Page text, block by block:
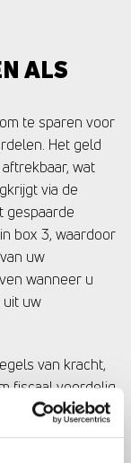
ALS
te sparen voor
Het geld
wat
via de
gespaarde
box 3, waardoor
uw
wanneer u
uit uw
van kracht,
fiscaal voordelig
voor u, en we